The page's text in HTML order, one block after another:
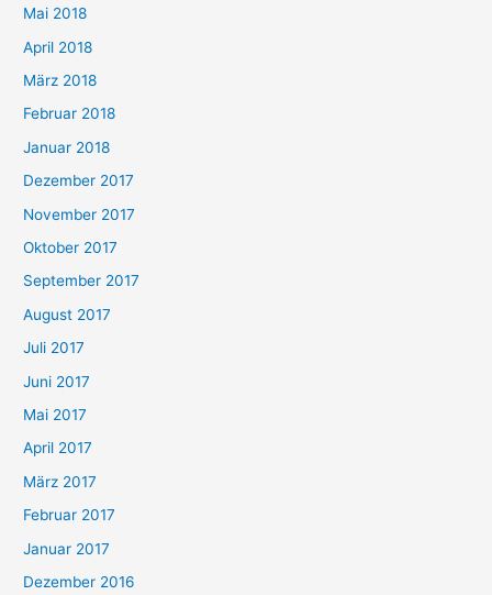
Mai 2018
April 2018
März 2018
Februar 2018
Januar 2018
Dezember 2017
November 2017
Oktober 2017
September 2017
August 2017
Juli 2017
Juni 2017
Mai 2017
April 2017
März 2017
Februar 2017
Januar 2017
Dezember 2016